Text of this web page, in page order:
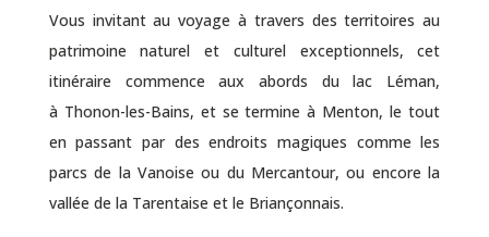
Vous invitant au voyage à travers des territoires au
patrimoine naturel et culturel exceptionnels, cet
itinéraire commence aux abords du lac Léman,
à Thonon-les-Bains, et se termine à Menton, le tout
en passant par des endroits magiques comme les
parcs de la Vanoise ou du Mercantour, ou encore la
vallée de la Tarentaise et le Briançonnais.